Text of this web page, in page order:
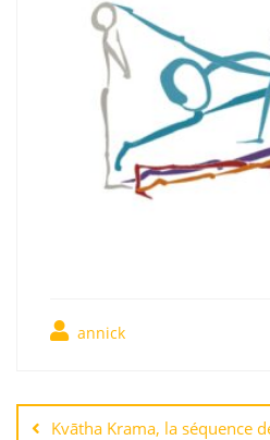
annick
Kvātha Krama, la séquence